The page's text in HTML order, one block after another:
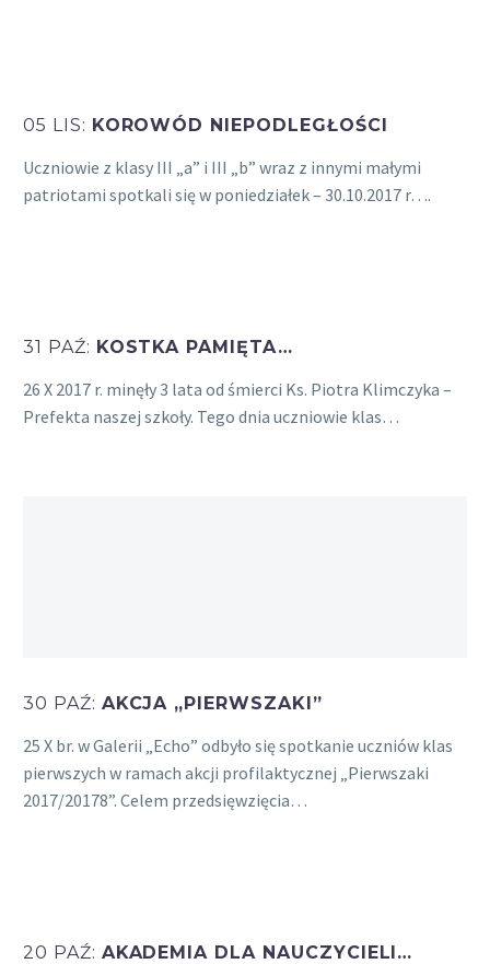
05 LIS: KOROWÓD NIEPODLEGŁOŚCI
Uczniowie z klasy III „a” i III „b” wraz z innymi małymi
patriotami spotkali się w poniedziałek – 30.10.2017 r….
31 PAŹ: KOSTKA PAMIĘTA…
26 X 2017 r. minęły 3 lata od śmierci Ks. Piotra Klimczyka –
Prefekta naszej szkoły. Tego dnia uczniowie klas…
30 PAŹ: AKCJA „PIERWSZAKI”
25 X br. w Galerii „Echo” odbyło się spotkanie uczniów klas
pierwszych w ramach akcji profilaktycznej „Pierwszaki
2017/20178”. Celem przedsięwzięcia…
20 PAŹ: AKADEMIA DLA NAUCZYCIELI…